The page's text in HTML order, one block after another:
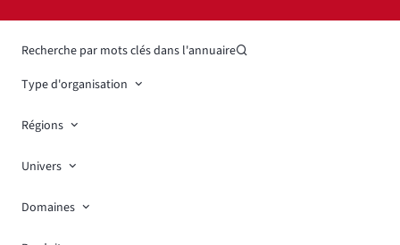
Recherche par mots clés dans l'annuaire
Type d'organisation
Régions
Univers
Domaines